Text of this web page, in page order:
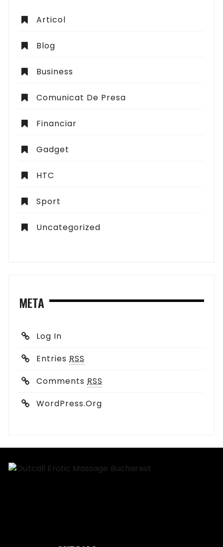
Articol
Blog
Business
Comunicat De Presa
Financiar
Gadget
HTC
Sport
Uncategorized
META
Log In
EntriesRSS
CommentsRSS
WordPress.org